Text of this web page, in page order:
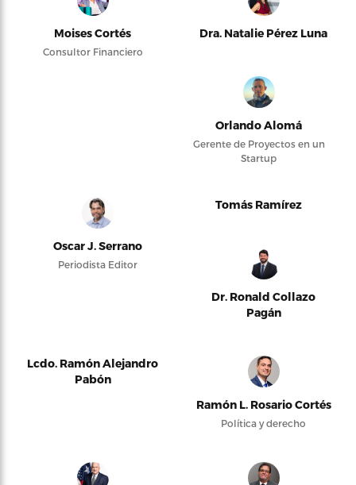
Moises Cortés
Consultor Financiero
Dra. Natalie Pérez Luna
Orlando Alomá
Gerente de Proyectos en un
Startup
Oscar J. Serrano
Periodista Editor
Tomás Ramírez
Dr. Ronald Collazo
Pagán
Lcdo. Ramón Alejandro
Pabón
Ramón L. Rosario Cortés
Política y derecho